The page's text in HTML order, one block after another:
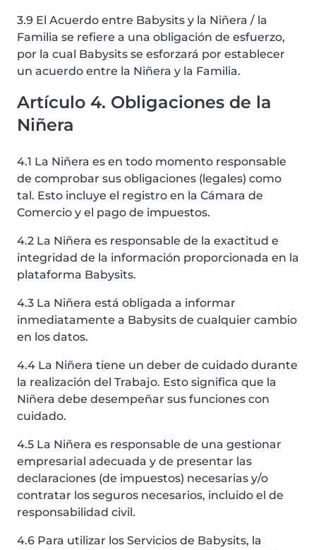
3.9 El Acuerdo entre Babysits y la Niñera / la
Familia se refiere a una obligación de esfuerzo,
por la cual Babysits se esforzará por establecer
un acuerdo entre la Niñera y la Familia.
Artículo 4. Obligaciones de la
Niñera
4.1 La Niñera es en todo momento responsable
de comprobar sus obligaciones (legales) como
tal. Esto incluye el registro en la Cámara de
Comercio y el pago de impuestos.
4.2 La Niñera es responsable de la exactitud e
integridad de la información proporcionada en la
plataforma Babysits.
4.3 La Niñera está obligada a informar
inmediatamente a Babysits de cualquier cambio
en los datos.
4.4 La Niñera tiene un deber de cuidado durante
la realización del Trabajo. Esto significa que la
Niñera debe desempeñar sus funciones con
cuidado.
4.5 La Niñera es responsable de una gestionar
empresarial adecuada y de presentar las
declaraciones (de impuestos) necesarias y/o
contratar los seguros necesarios, incluido el de
responsabilidad civil.
4.6 Para utilizar los Servicios de Babysits, la